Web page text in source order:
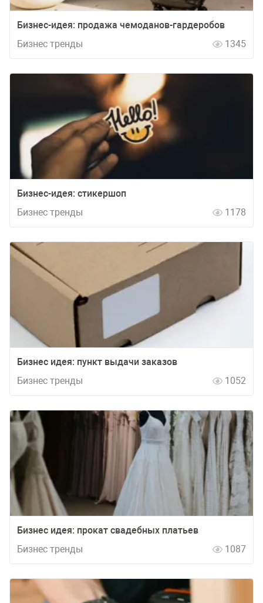
Бизнес-идея: продажа чемоданов-гардеробов
Бизнес тренды
1345
Бизнес-идея: стикершоп
Бизнес тренды
1178
Бизнес идея: пункт выдачи заказов
Бизнес тренды
1052
Бизнес идея: прокат свадебных платьев
Бизнес тренды
1087